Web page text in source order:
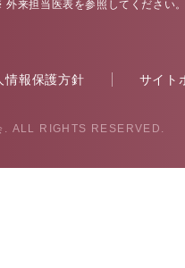
外来担当医表を参照してください
情報保護方針 サイト
. ALL RIGHTS RESERVED.